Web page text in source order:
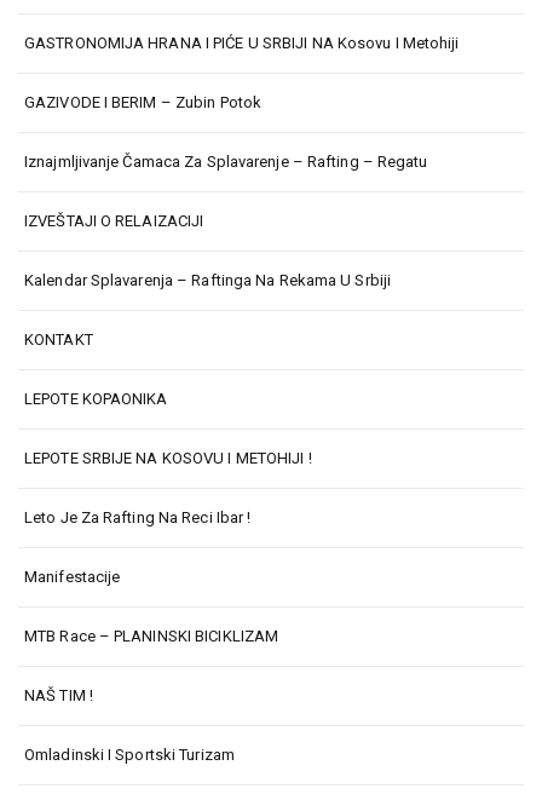
GASTRONOMIJA HRANA I PIĆE U SRBIJI NA Kosovu I Metohiji
GAZIVODE I BERIM – Zubin Potok
Iznajmljivanje Čamaca Za Splavarenje – Rafting – Regatu
IZVEŠTAJI O RELAIZACIJI
Kalendar Splavarenja – Raftinga Na Rekama U Srbiji
KONTAKT
LEPOTE KOPAONIKA
LEPOTE SRBIJE NA KOSOVU I METOHIJI !
Leto Je Za Rafting Na Reci Ibar !
Manifestacije
MTB Race – PLANINSKI BICIKLIZAM
NAŠ TIM !
Omladinski I Sportski Turizam